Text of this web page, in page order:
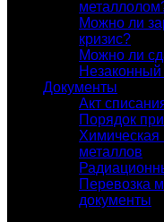
Можно ли
кризис?
Можно ли
Документы
Акт
Порядок
Химическая
металлов
Перевозка
документы